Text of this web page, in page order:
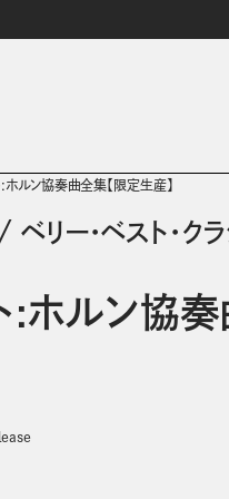
ホルン協奏曲全集【限定生産】
/ ベリー・ベスト・ク
:ホルン協